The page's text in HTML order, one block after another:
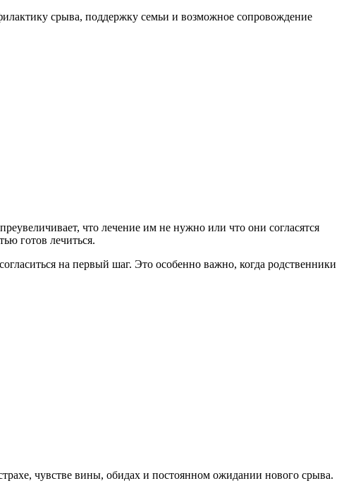
срыва, поддержку семьи и возможное сопровождение
что лечение им не нужно или что они согласятся
готов лечиться.
на первый шаг. Это особенно важно, когда родственники
чувстве вины, обидах и постоянном ожидании нового срыва.